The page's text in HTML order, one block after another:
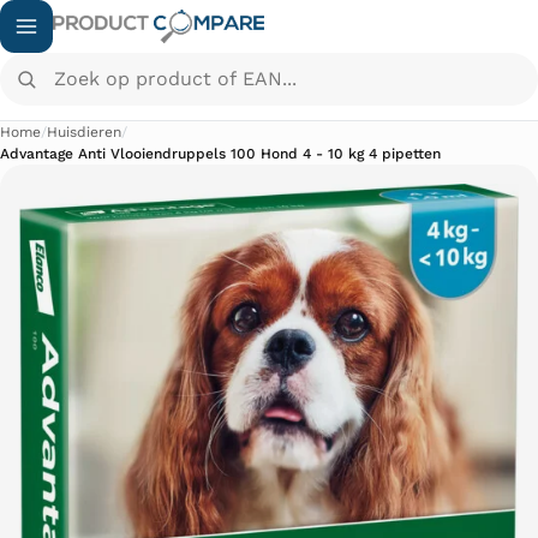
Home/Huisdieren/
Advantage Anti Vlooiendruppels 100 Hond 4 - 10 kg 4 pipetten